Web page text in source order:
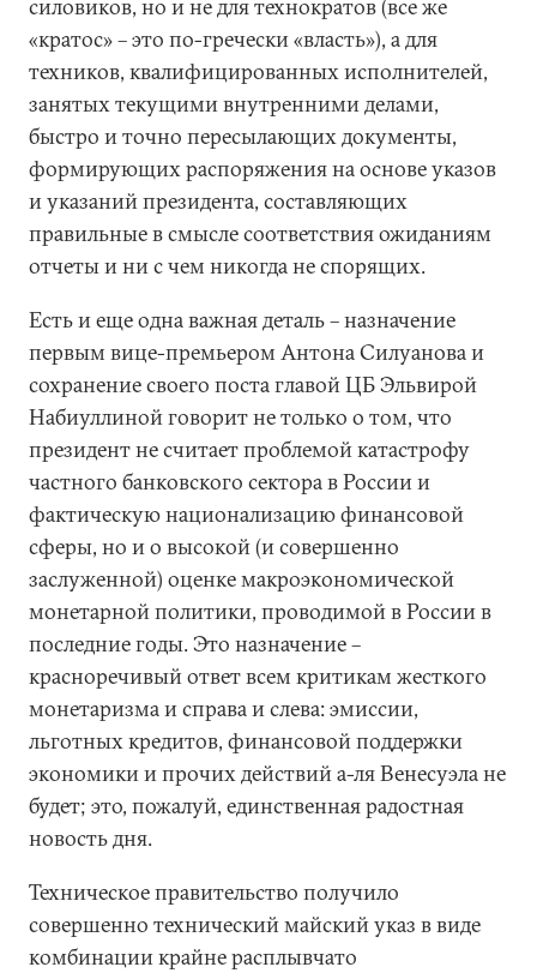
силовиков, но и не для технократов (все же
«кратос» – это по-гречески «власть»), а для
техников, квалифицированных исполнителей,
занятых текущими внутренними делами,
быстро и точно пересылающих документы,
формирующих распоряжения на основе указов
и указаний президента, составляющих
правильные в смысле соответствия ожиданиям
отчеты и ни с чем никогда не спорящих.
Есть и еще одна важная деталь – назначение
первым вице-премьером Антона Силуанова и
сохранение своего поста главой ЦБ Эльвирой
Набиуллиной говорит не только о том, что
президент не считает проблемой катастрофу
частного банковского сектора в России и
фактическую национализацию финансовой
сферы, но и о высокой (и совершенно
заслуженной) оценке макроэкономической
монетарной политики, проводимой в России в
последние годы. Это назначение –
красноречивый ответ всем критикам жесткого
монетаризма и справа и слева: эмиссии,
льготных кредитов, финансовой поддержки
экономики и прочих действий а-ля Венесуэла не
будет; это, пожалуй, единственная радостная
новость дня.
Техническое правительство получило
совершенно технический майский указ в виде
комбинации крайне расплывчато